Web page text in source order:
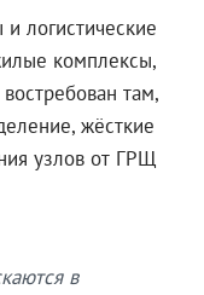
логистические
комплексы,
там,
жёсткие
узлов от ГРЩ
в